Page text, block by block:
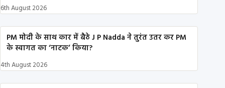
6th August 2026
PM मोदी के साथ कार में बैठे J P Nadda ने तुरंत उतर कर PM
के स्वागत का ‘नाटक’ किया?
4th August 2026